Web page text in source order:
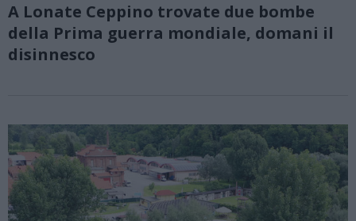
A Lonate Ceppino trovate due bombe
della Prima guerra mondiale, domani il
disinnesco